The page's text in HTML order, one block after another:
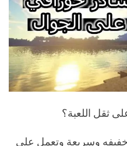
ثقل اللعبة؟
خفيفه وسريعة وتعمل على